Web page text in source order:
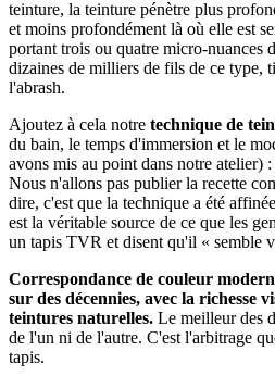
teinture, la teinture pénètre plus
et moins profondément là où elle est
portant trois ou quatre micro-nuances
dizaines de milliers de fils de ce type,
l'abrash.
Ajoutez à cela notre technique de
du bain, le temps d'immersion et le
avons mis au point dans notre atelier)
Nous n'allons pas publier la recette
dire, c'est que la technique a été
est la véritable source de ce que les
un tapis TVR et disent qu'il « semble
Correspondance de couleur
sur des décennies, avec la richesse
teintures naturelles. Le meilleur des
de l'un ni de l'autre. C'est l'arbitrage
tapis.